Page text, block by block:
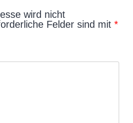
wird nicht
Felder sind mit *